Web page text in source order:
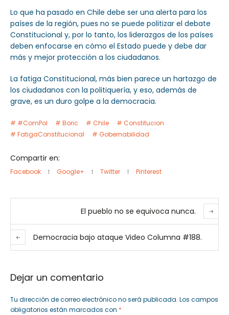
Lo que ha pasado en Chile debe ser una alerta para los
países de la región, pues no se puede politizar el debate
Constitucional y, por lo tanto, los liderazgos de los países
deben enfocarse en cómo el Estado puede y debe dar
más y mejor protección a los ciudadanos.
La fatiga Constitucional, más bien parece un hartazgo de
los ciudadanos con la politiquería, y eso, además de
grave, es un duro golpe a la democracia.
#ComPol Boric Chile
Constitucion
FatigaConstitucional
Gobernabilidad
Compartir en:
Facebook Google+ Twitter Pinterest
El pueblo no se equivoca nunca.
Democracia bajo ataque Video Columna #188.
Dejar un comentario
Tu dirección de correo electrónico no será publicada. Los campos
obligatorios están marcados con *